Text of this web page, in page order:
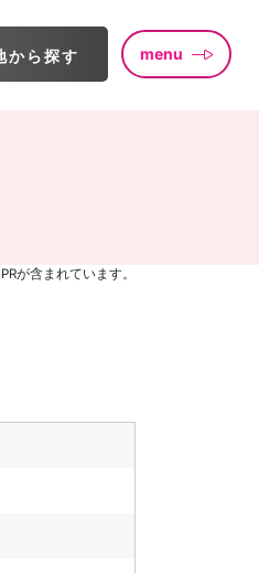
から探す menu
が含まれています。